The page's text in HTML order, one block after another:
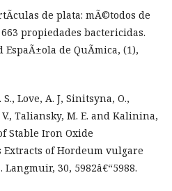
de plata: mÃ©todos de
propiedades bactericidas.
EspaÃ±ola de QuÃ­mica, (1),
Love, A. J, Sinitsyna, O.,
Taliansky, M. E. and Kalinina,
Stable Iron Oxide
of Hordeum vulgare
30, 5982â€“5988.